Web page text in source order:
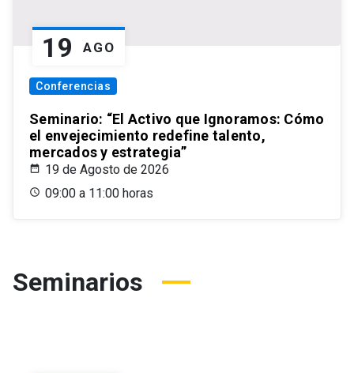
19 AGO
Conferencias
Seminario: “El Activo que Ignoramos: Cómo
el envejecimiento redefine talento,
mercados y estrategia”
19 de Agosto de 2026
09:00 a 11:00 horas
Seminarios